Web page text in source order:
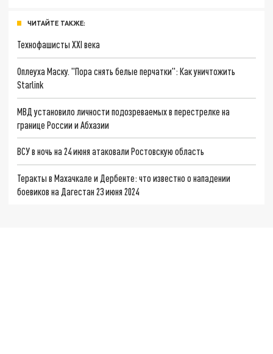
ЧИТАЙТЕ ТАКЖЕ:
Технофашисты XXI века
Оплеуха Маску. "Пора снять белые перчатки": Как уничтожить
Starlink
МВД установило личности подозреваемых в перестрелке на
границе России и Абхазии
ВСУ в ночь на 24 июня атаковали Ростовскую область
Теракты в Махачкале и Дербенте: что известно о нападении
боевиков на Дагестан 23 июня 2024